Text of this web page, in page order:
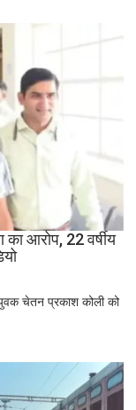
RLD
झलक
का आरोप, 22 वर्षीय
युवक चेतन प्रकाश कोली को